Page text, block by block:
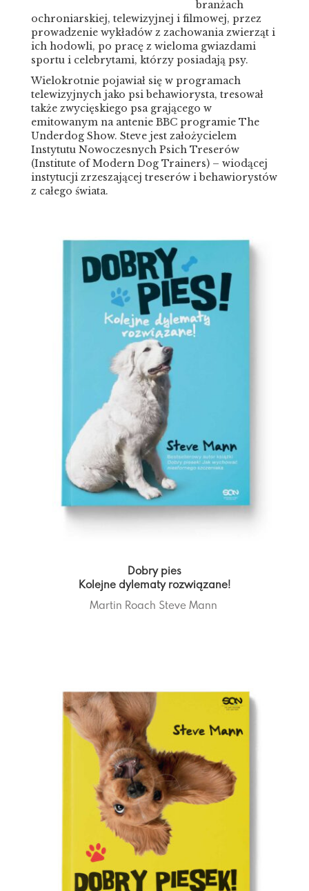
branżach
ochroniarskiej, telewizyjnej i filmowej, przez
prowadzenie wykładów z zachowania zwierząt i
ich hodowli, po pracę z wieloma gwiazdami
sportu i celebrytami, którzy posiadają psy.
Wielokrotnie pojawiał się w programach
telewizyjnych jako psi behawiorysta, tresował
także zwycięskiego psa grającego w
emitowanym na antenie BBC programie The
Underdog Show. Steve jest założycielem
Instytutu Nowoczesnych Psich Treserów
(Institute of Modern Dog Trainers) – wiodącej
instytucji zrzeszającej treserów i behawiorystów
z całego świata.
Dobry pies
Kolejne dylematy rozwiązane!
Martin Roach Steve Mann